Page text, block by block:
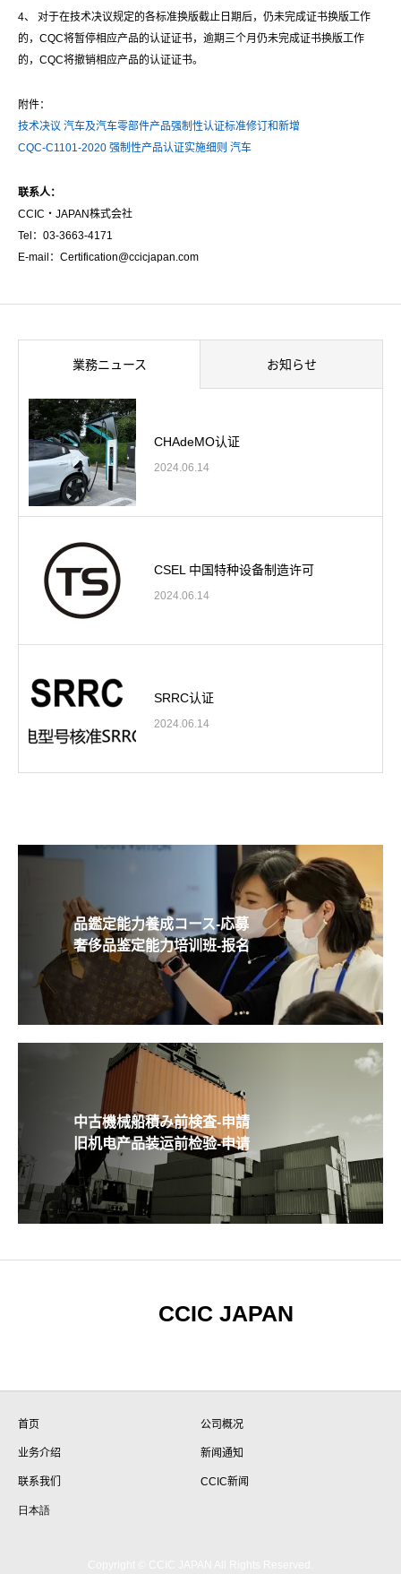
4、 对于在技术决议规定的各标准换版截止日期后，仍未完成证书换版工作
的，CQC将暂停相应产品的认证证书，逾期三个月仍未完成证书换版工作
的，CQC将撤销相应产品的认证证书。
附件：
技术决议 汽车及汽车零部件产品强制性认证标准修订和新增
CQC-C1101-2020 强制性产品认证实施细则 汽车
联系人：
CCIC・JAPAN株式会社
Tel：03-3663-4171
E-mail：Certification@ccicjapan.com
業務ニュース お知らせ
CHAdeMO认证
2024.06.14
CSEL 中国特种设备制造许可
2024.06.14
SRRC认证
2024.06.14
品鑑定能力養成コース-応募
奢侈品鉴定能力培训班-报名
中古機械船積み前検査-申請
旧机电产品装运前检验-申请
CCIC JAPAN
首页 公司概况
业务介绍 新闻通知
联系我们 CCIC新闻
日本語